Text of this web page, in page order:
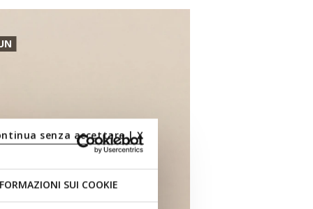
SUI COOKIE
senza accettare | X